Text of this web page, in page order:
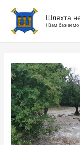
Шляхта
І Вам бажаємо